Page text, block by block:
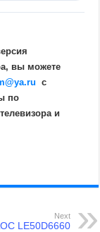
вы можете
c
по
и
Next
LE50D6660